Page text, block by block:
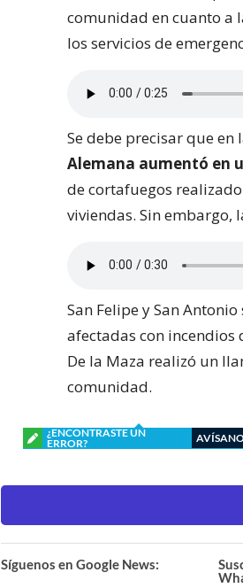
comunidad en cuanto a
los servicios de
Se debe precisar que
Alemana aumentó en
de cortafuegos
viviendas. Sin embargo,
San Felipe y San
afectadas con
De la Maza realizó un
comunidad.
¿ENCONTRASTE UN
ERROR?
Síguenos en Google News: